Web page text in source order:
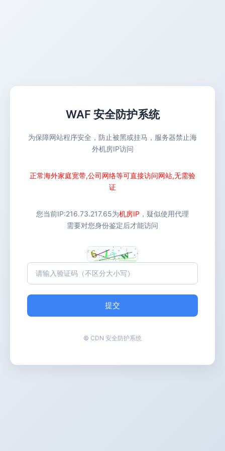
WAF 安全防护系统
为保障网站程序安全，防止被黑或挂马，服务器禁止海
外机房IP访问
正常海外家庭宽带,公司网络等可直接访问网站,无需验
证
您当前IP:216.73.217.65为机房IP ，疑似使用代理
需要对您身份鉴定后才能访问
提交
© CDN 安全防护系统